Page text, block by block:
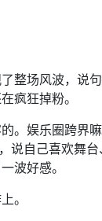
整场风波，说
疯狂掉粉。
。娱乐圈跨界
说自己喜欢舞
波好感。
。